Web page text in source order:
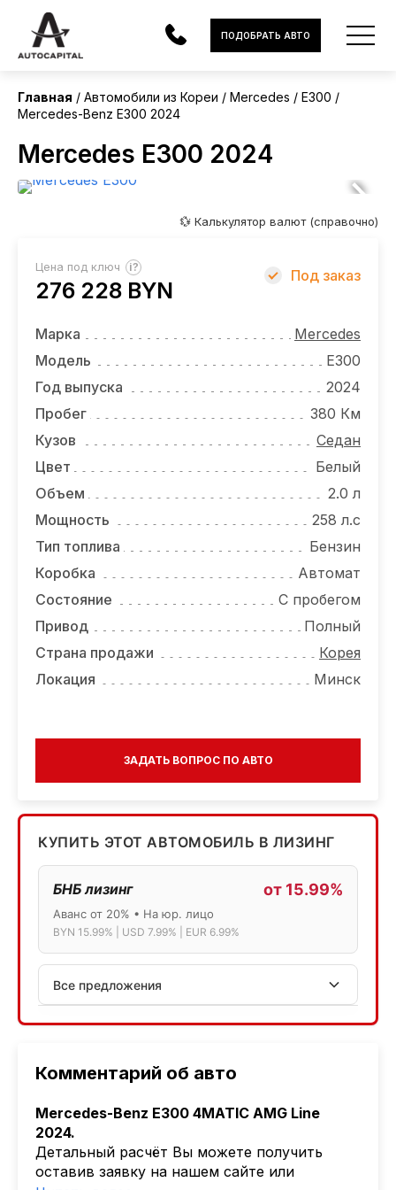
АВТОМОБИЛИ
ЭЛЕКТРОМОБИЛИ
УСЛУГИ
НОВОСТИ
ОТЗЫВЫ
ВАКАНСИИ
О КОМПАНИИ
КОНТАКТЫ
ПОДОБРАТЬ АВТО
Главная Автомобили из Кореи Mercedes
E300
Mercedes-Benz E300 2024
Mercedes E300 2024
Корея
Комментарий об авто
Mercedes-Benz E300 4MATIC AMG Line
2024.
Детальный расчёт Вы можете получить
оставив заявку на нашем сайте или
💱 Калькулятор валют (справочно)
Цена под ключ ?
276 228 BYN
Под заказ
Марка
Mercedes
Модель
E300
Год выпуска
2024
Пробег
380 Км
Кузов
Седан
Цвет
Белый
Объем
2.0 л
Мощность
258 л.с
Тип топлива
Бензин
Коробка
Автомат
Состояние
С пробегом
Привод
Полный
Страна продажи
Корея
Локация
Минск
ЗАДАТЬ ВОПРОС ПО АВТО
КУПИТЬ ЭТОТ АВТОМОБИЛЬ В ЛИЗИНГ
БНБ лизинг от 15.99%
Аванс от 20% • На юр. лицо
BYN 15.99% | USD 7.99% | EUR 6.99%
Все предложения
АСБ лизинг
Лизинг: BYN 17% | USD 7.99% | EUR 6.99%
Также доступен кредит "Проще простого" 18.9%
Активлизиг